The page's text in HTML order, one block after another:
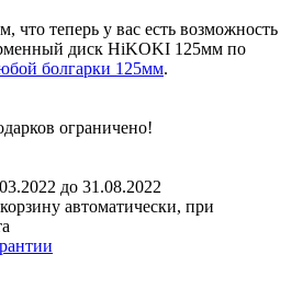
теперь у вас есть возможность
диск HiKOKI 125мм по
болгарки 125мм.
ограничено!
до 31.08.2022
автоматически, при